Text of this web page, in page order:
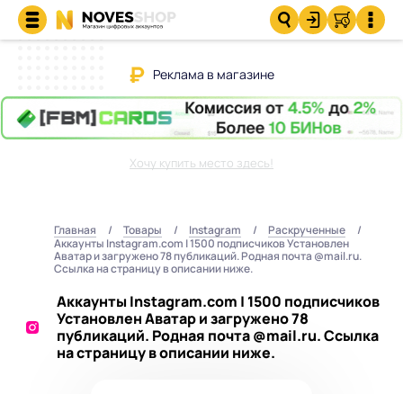
Реклама в магазине
Хочу купить место здесь!
Главная Товары Instagram
Раскрученные
Аккаунты Instagram.com | 1500 подписчиков Установлен
Аватар и загружено 78 публикаций. Родная почта @mail.ru.
Ссылка на страницу в описании ниже.
Аккаунты Instagram.com | 1500 подписчиков
Установлен Аватар и загружено 78
публикаций. Родная почта @mail.ru. Ссылка
на страницу в описании ниже.